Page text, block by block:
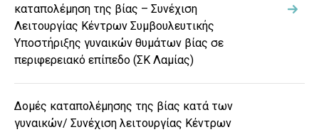
καταπολέμηση της βίας – Συνέχιση
Λειτουργίας Κέντρων Συμβουλευτικής
Υποστήριξης γυναικών θυμάτων βίας σε
περιφερειακό επίπεδο (ΣΚ Λαμίας)
Δομές καταπολέμησης της βίας κατά των
γυναικών/ Συνέχιση λειτουργίας Κέντρων